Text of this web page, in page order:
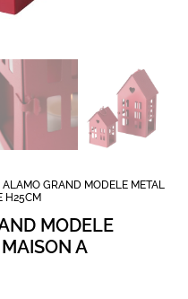
GRAND MODELE METAL
H25CM
MODELE
A